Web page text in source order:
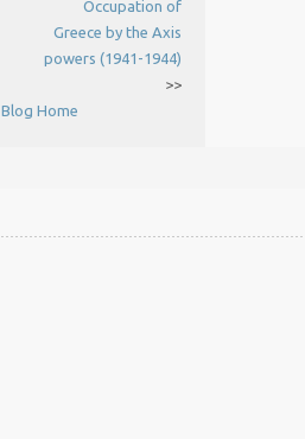
Occupation of
Greece by the Axis
powers (1941-1944)
>>
Blog Home